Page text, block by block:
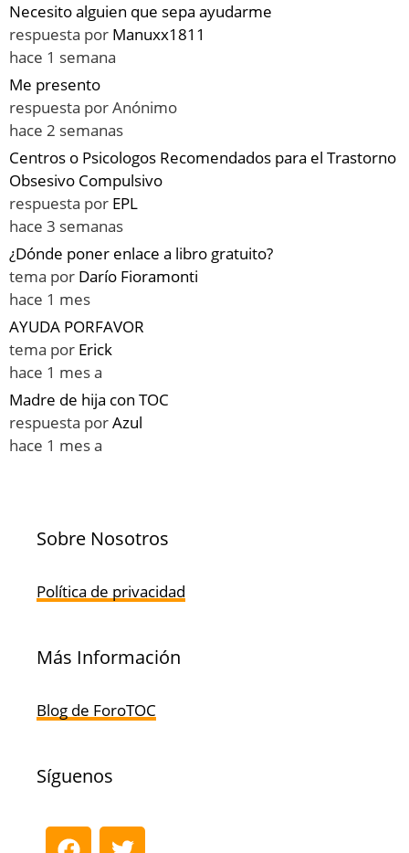
Necesito alguien que sepa ayudarme
respuesta por Manuxx1811
hace 1 semana
Me presento
respuesta porAnónimo
hace 2 semanas
Centros o Psicologos Recomendados para el Trastorno
Obsesivo Compulsivo
respuesta por EPL
hace 3 semanas
¿Dónde poner enlace a libro gratuito?
tema por Darío Fioramonti
hace 1 mes
AYUDA PORFAVOR
tema por Erick
hace 1 mes a
Madre de hija con TOC
respuesta porAzul
hace 1 mes a
Sobre Nosotros
Política de privacidad
Más Información
Blog de ForoTOC
Síguenos